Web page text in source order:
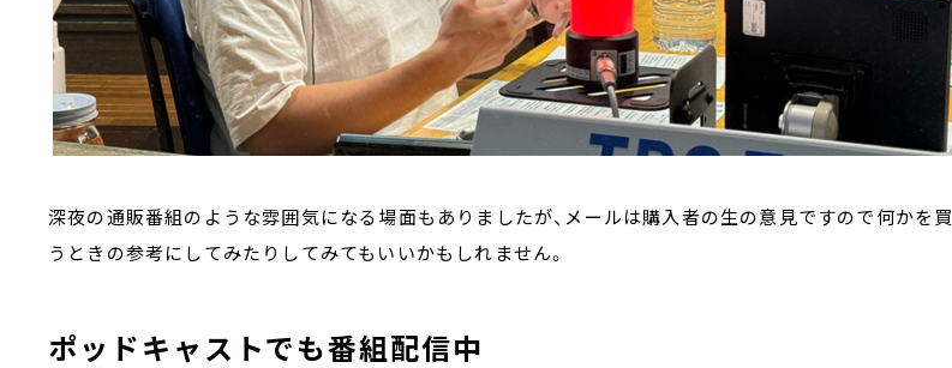
深夜の通販番組のような雰囲気になる場面もありましたが、メールは購入者の生の意見ですので何かを買
うときの参考にしてみたりしてみてもいいかもしれません。
ポッドキャストでも番組配信中